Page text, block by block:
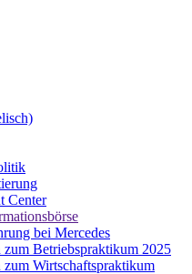
Center
bei Mercedes
zum Betriebspraktikum 2025
zum Wirtschaftspraktikum